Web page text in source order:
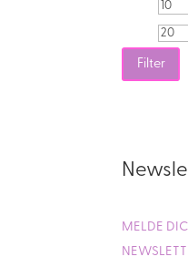
Min.
Preis
Filter
MELDE